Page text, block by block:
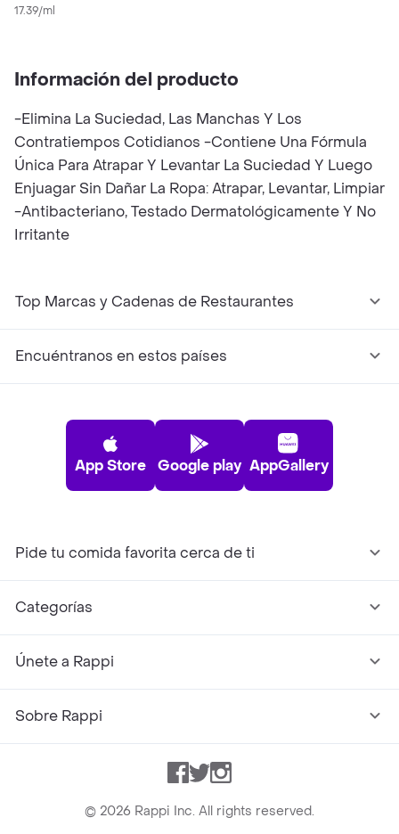
17.39/ml
Información del producto
-Elimina La Suciedad, Las Manchas Y Los
Contratiempos Cotidianos -Contiene Una Fórmula
Única Para Atrapar Y Levantar La Suciedad Y Luego
Enjuagar Sin Dañar La Ropa: Atrapar, Levantar, Limpiar
-Antibacteriano, Testado Dermatológicamente Y No
Irritante
Top Marcas y Cadenas de Restaurantes
Encuéntranos en estos países
App Store Google play AppGallery
Pide tu comida favorita cerca de ti
Categorías
Únete a Rappi
Sobre Rappi
Facebook
TwitterInstagram
© 2026 Rappi Inc. All rights reserved.